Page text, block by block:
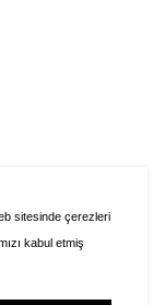
sitesinde çerezleri
kabul etmiş